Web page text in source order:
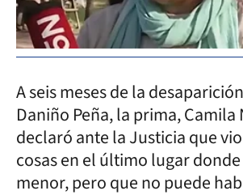
A seis meses de la
Daniño Peña, la prima, Camila
declaró ante la Justicia que
cosas en el último lugar
menor, pero que no puede